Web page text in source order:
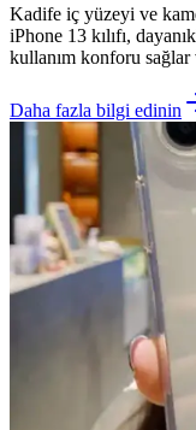
Kadife iç yüzeyi ve
iPhone 13 kılıfı,
kullanım konforu sağlar
Daha fazla bilgi edinin